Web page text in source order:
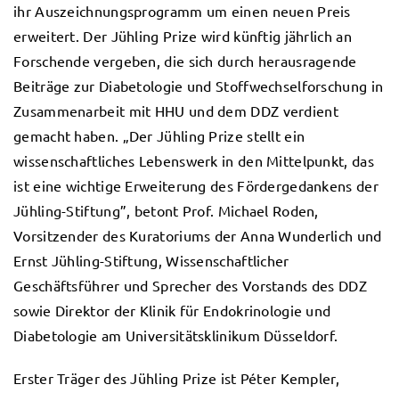
ihr Auszeichnungsprogramm um einen neuen Preis
erweitert. Der Jühling Prize wird künftig jährlich an
Forschende vergeben, die sich durch herausragende
Beiträge zur Diabetologie und Stoffwechselforschung in
Zusammenarbeit mit HHU und dem DDZ verdient
gemacht haben. „Der Jühling Prize stellt ein
wissenschaftliches Lebenswerk in den Mittelpunkt, das
ist eine wichtige Erweiterung des Fördergedankens der
Jühling-Stiftung”, betont Prof. Michael Roden,
Vorsitzender des Kuratoriums der Anna Wunderlich und
Ernst Jühling-Stiftung, Wissenschaftlicher
Geschäftsführer und Sprecher des Vorstands des DDZ
sowie Direktor der Klinik für Endokrinologie und
Diabetologie am Universitätsklinikum Düsseldorf.
Erster Träger des Jühling Prize ist Péter Kempler,